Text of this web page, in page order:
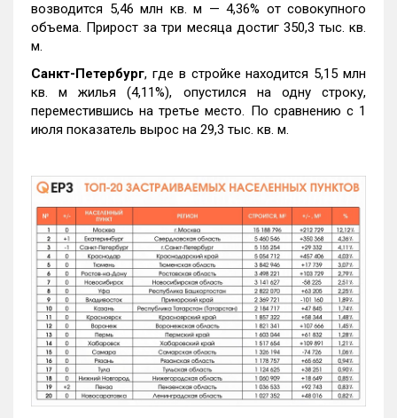
возводится 5,46 млн кв. м — 4,36% от совокупного
объема. Прирост за три месяца достиг 350,3 тыс. кв.
м.
Санкт-Петербург, где в стройке находится 5,15 млн
кв. м жилья (4,11%), опустился на одну строку,
переместившись на третье место. По сравнению с 1
июля показатель вырос на 29,3 тыс. кв. м.